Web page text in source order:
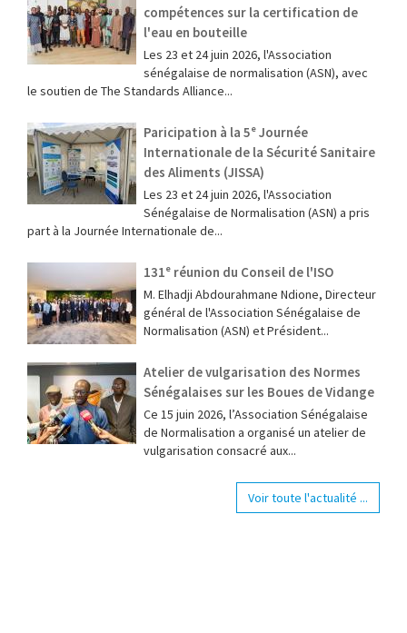
compétences sur la certification de
l'eau en bouteille
Les 23 et 24 juin 2026, l'Association
sénégalaise de normalisation (ASN), avec
le soutien de The Standards Alliance...
Paricipation à la 5ᵉ Journée
Internationale de la Sécurité Sanitaire
des Aliments (JISSA)
‎Les 23 et 24 juin 2026, l'Association
Sénégalaise de Normalisation (ASN) a pris
part à la Journée Internationale de...
131ᵉ réunion du Conseil de l'ISO
M. Elhadji Abdourahmane Ndione, Directeur
général de l'Association Sénégalaise de
Normalisation (ASN) et Président...
Atelier de vulgarisation des Normes
Sénégalaises sur les Boues de Vidange
Ce 15 juin 2026, l’Association Sénégalaise
de Normalisation a organisé un atelier de
vulgarisation consacré aux...
Voir toute l'actualité ...